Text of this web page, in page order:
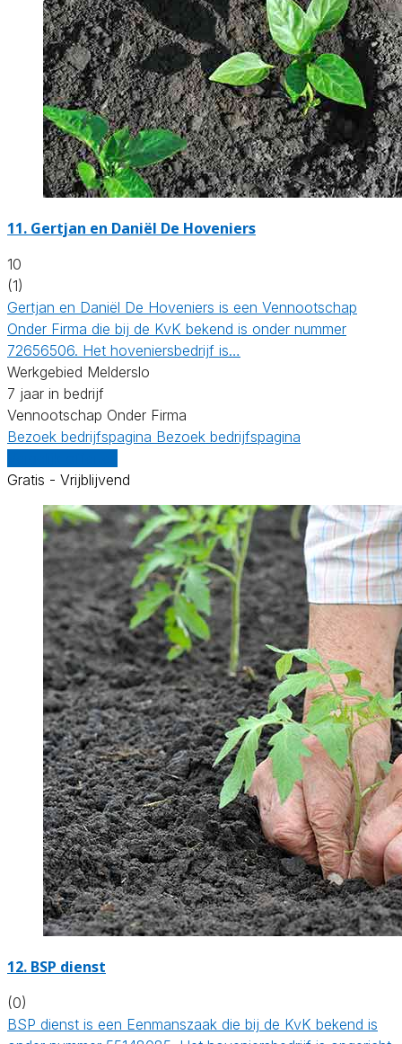
11. Gertjan en Daniël De Hoveniers
10
(1)
Gertjan en Daniël De Hoveniers is een Vennootschap
Onder Firma die bij de KvK bekend is onder nummer
72656506. Het hoveniersbedrijf is…
Werkgebied Melderslo
7 jaar in bedrijf
Vennootschap Onder Firma
Bezoek bedrijfspagina Bezoek bedrijfspagina
Gratis - Vrijblijvend
12. BSP dienst
(0)
BSP dienst is een Eenmanszaak die bij de KvK bekend is